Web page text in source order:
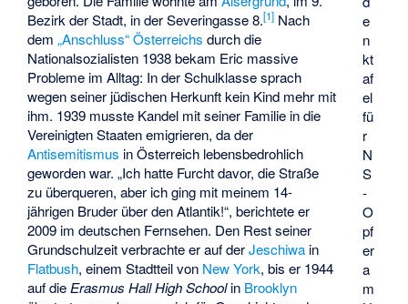
e
n
kt
af
el
fü
r
N
S
-
O
pf
er
a
m
Bezirk der Stadt, in der Severingasse 8.[1] Nach
dem„Anschluss“ Österreichs durch die
Nationalsozialisten 1938 bekam Eric massive
Probleme im Alltag: In der Schulklasse sprach
wegen seiner jüdischen Herkunft kein Kind mehr mit
ihm. 1939 musste Kandel mit seiner Familie in die
Vereinigten Staaten emigrieren, da der
Antisemitismus in Österreich lebensbedrohlich
geworden war. „Ich hatte Furcht davor, die Straße
zu überqueren, aber ich ging mit meinem 14-
jährigen Bruder über den Atlantik!“, berichtete er
2009 im deutschen Fernsehen. Den Rest seiner
Grundschulzeit verbrachte er auf derJeschiwa in
Flatbush, einem Stadtteil von New York, bis er 1944
auf die Erasmus Hall High Schoolin Brooklyn